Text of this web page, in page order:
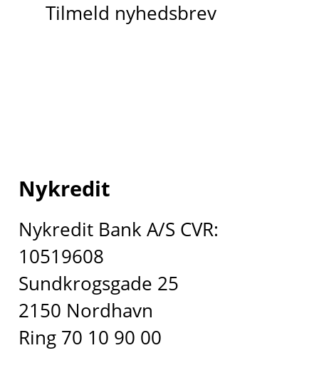
Tilmeld nyhedsbrev
Nykredit
Nykredit Bank A/S CVR:
10519608
Sundkrogsgade 25
2150 Nordhavn
Ring 70 10 90 00